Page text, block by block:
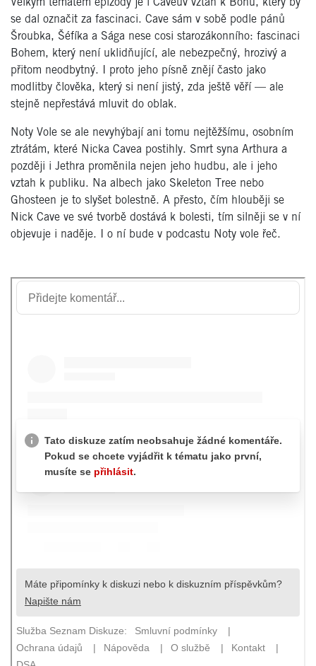
Velkým tématem epizody je i Caveův vztah k Bohu, který by
se dal označit za fascinaci. Cave sám v sobě podle pánů
Šroubka, Šéfíka a Sága nese cosi starozákonního: fascinaci
Bohem, který není uklidňující, ale nebezpečný, hrozivý a
přitom neodbytný. I proto jeho písně znějí často jako
modlitby člověka, který si není jistý, zda ještě věří — ale
stejně nepřestává mluvit do oblak.
Noty Vole se ale nevyhýbají ani tomu nejtěžšímu, osobním
ztrátám, které Nicka Cavea postihly. Smrt syna Arthura a
později i Jethra proměnila nejen jeho hudbu, ale i jeho
vztah k publiku. Na albech jako Skeleton Tree nebo
Ghosteen je to slyšet bolestně. A přesto, čím hlouběji se
Nick Cave ve své tvorbě dostává k bolesti, tím silněji se v ní
objevuje i naděje. I o ní bude v podcastu Noty vole řeč.